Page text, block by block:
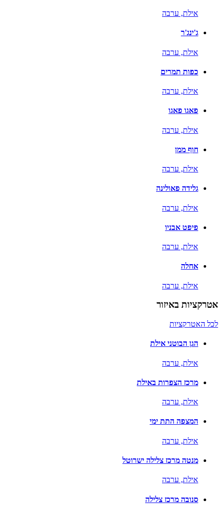
אילת, ערבה
ג'ינג'ר
אילת, ערבה
כפות תמרים
אילת, ערבה
פאגו פאגו
אילת, ערבה
חוף ממן
אילת, ערבה
גלידה פאולינה
אילת, ערבה
פיפט אבניו
אילת, ערבה
אחלה
אילת, ערבה
אטרקציות באיזור
לכל האטרקציות
הגן הבוטני אילת
אילת, ערבה
מרכז הצפרות באילת
אילת, ערבה
המצפה התת ימי
אילת, ערבה
מנטה מרכז צלילה ישרוטל
אילת, ערבה
סנובה מרכז צלילה